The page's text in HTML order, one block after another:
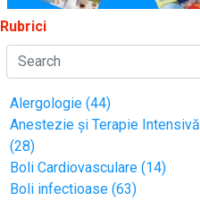
Rubrici
Alergologie (44)
Anestezie și Terapie Intensivă
(28)
Boli Cardiovasculare (14)
Boli infectioase (63)